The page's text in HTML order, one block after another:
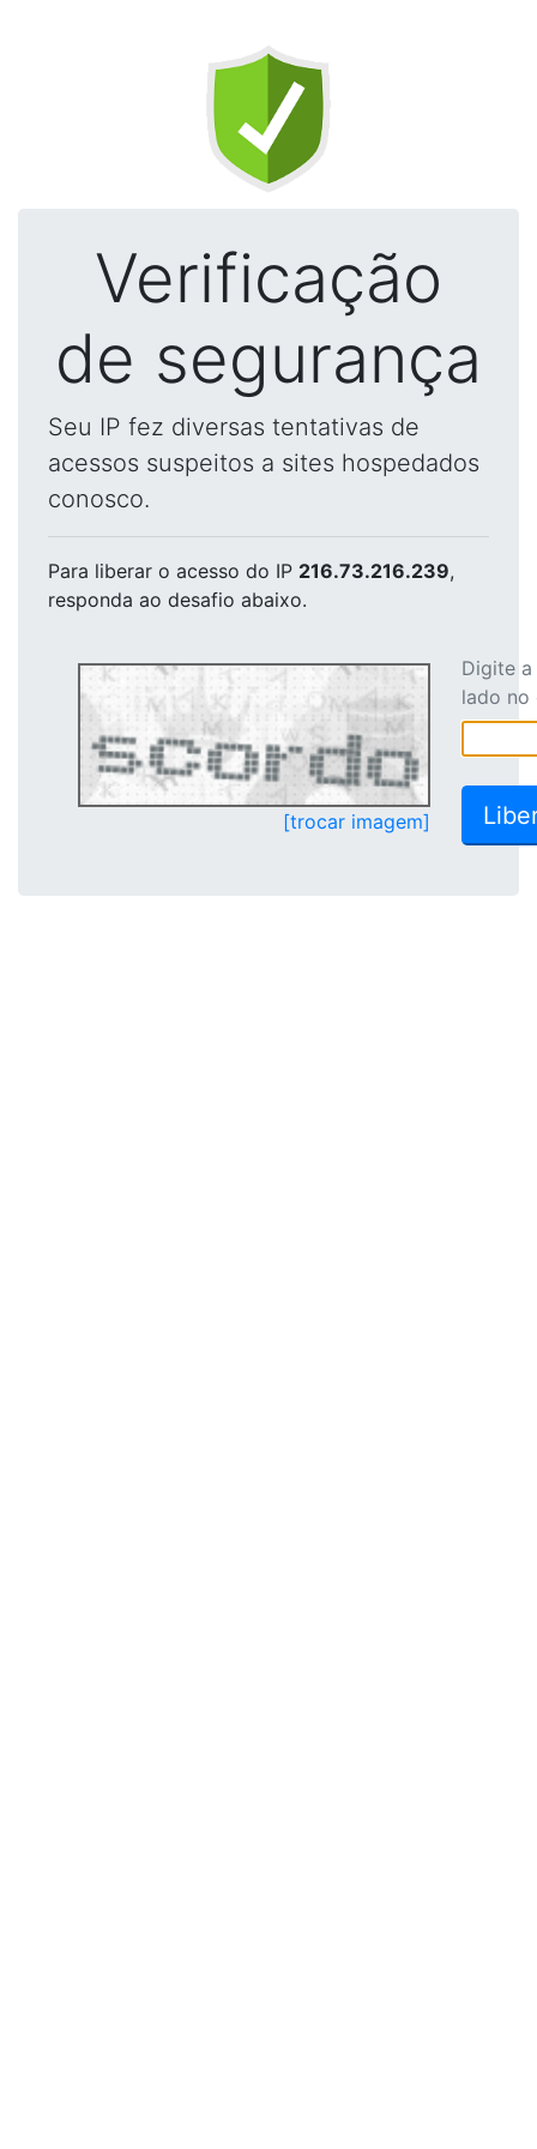
Verificação
de segurança
Seu IP fez diversas tentativas de
acessos suspeitos a sites hospedados
conosco.
Para liberar o acesso do IP 216.73.216.239,
responda ao desafio abaixo.
[trocar imagem]
Digite
lado no